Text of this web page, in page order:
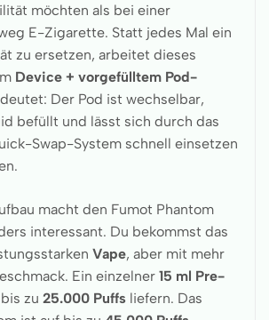
möchten als bei einer
E-Zigarette. Statt jedes Mal ein
zu ersetzen, arbeitet dieses
Device + vorgefülltem Pod-
Der Pod ist wechselbar,
befüllt und lässt sich durch das
Swap-System schnell einsetzen
macht den Fumot Phantom
interessant. Du bekommst das
Vape, aber mit mehr
Ein einzelner 15 ml Pre-
zu 25.000 Puffs liefern. Das